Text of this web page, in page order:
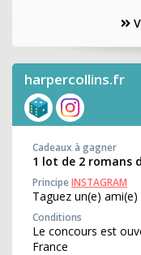
harpercollins.fr
Cadeaux à gagner
1 lot de 2 romans
PrincipeINSTAGRAM
Taguez un(e) ami(e)
Conditions
Le concours est
France